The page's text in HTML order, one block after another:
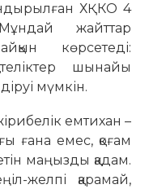
ХҚКО 4
жайттар
көрсетеді:
шынайы
мүмкін.
емтихан –
ғана емес, қоғам
маңызды қадам.
желпі қарамай,